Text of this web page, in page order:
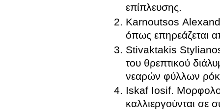
επίπλευσης.
Karnoutsos
όπως επηρεάζεται
Stivaktakis
του θρεπτικού διάλυματος επίπλευσης στην απόδοση και ποιότητα
νεαρών φύλλων
Iskaf Iosif.
καλλιεργούνται σε